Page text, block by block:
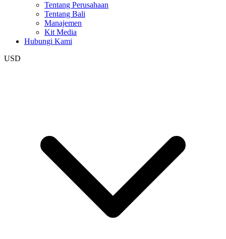
Tentang Perusahaan
Tentang Bali
Manajemen
Kit Media
Hubungi Kami
USD